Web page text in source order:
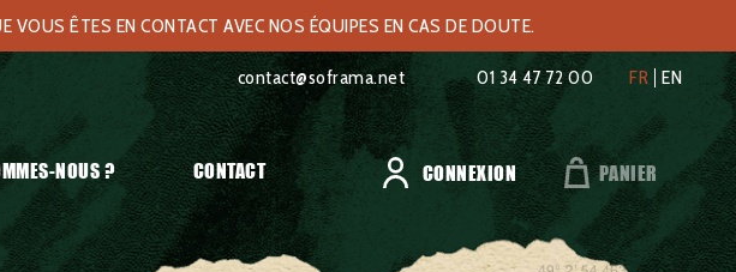
VOUS ÊTES EN CONTACT AVEC NOS ÉQUIPES EN CAS DE DOUTE.
contact@soframa.net 01 34 47 72 00 FR EN
NOUS ? CONTACT CONNEXION PANIER